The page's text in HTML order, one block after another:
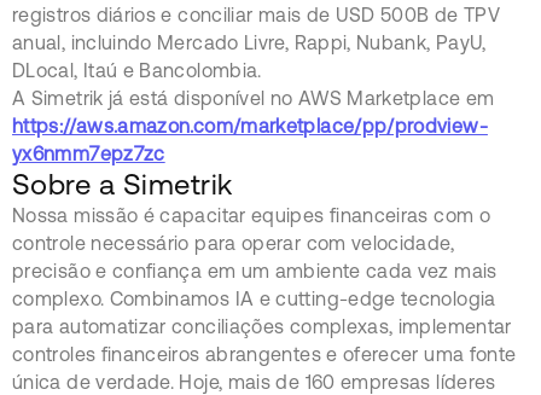
registros diários e conciliar mais de USD 500B de TPV
anual, incluindo Mercado Livre, Rappi, Nubank, PayU,
DLocal, Itaú e Bancolombia.
A Simetrik já está disponível no AWS Marketplace em
https://aws.amazon.com/marketplace/pp/prodview-
yx6nmm7epz7zc
Sobre a Simetrik
Nossa missão é capacitar equipes financeiras com o
controle necessário para operar com velocidade,
precisão e confiança em um ambiente cada vez mais
complexo. Combinamos IA e cutting-edge tecnologia
para automatizar conciliações complexas, implementar
controles financeiros abrangentes e oferecer uma fonte
única de verdade. Hoje, mais de 160 empresas líderes